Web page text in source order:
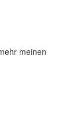
meinen